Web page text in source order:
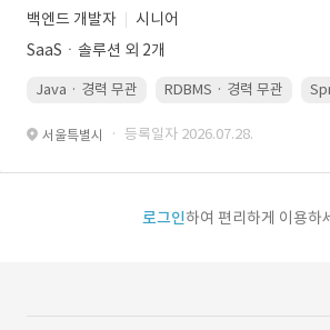
백엔드 개발자
시니어
SaaSㆍ솔루션 외 2개
Java · 경력 무관 RDBMS · 경력 무관
서울특별시 · 등록일자 2026.07.28.
로그인하여 편리하게 이용하